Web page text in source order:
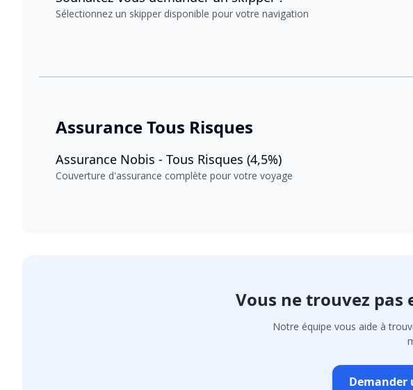
Sélectionnez un skipper disponible pour votre navigation
Assurance Tous Risques
Assurance Nobis - Tous Risques (4,5%)
Couverture d'assurance complète pour votre voyage
Vous ne trouvez pas
Notre équipe vous aide à
Demander